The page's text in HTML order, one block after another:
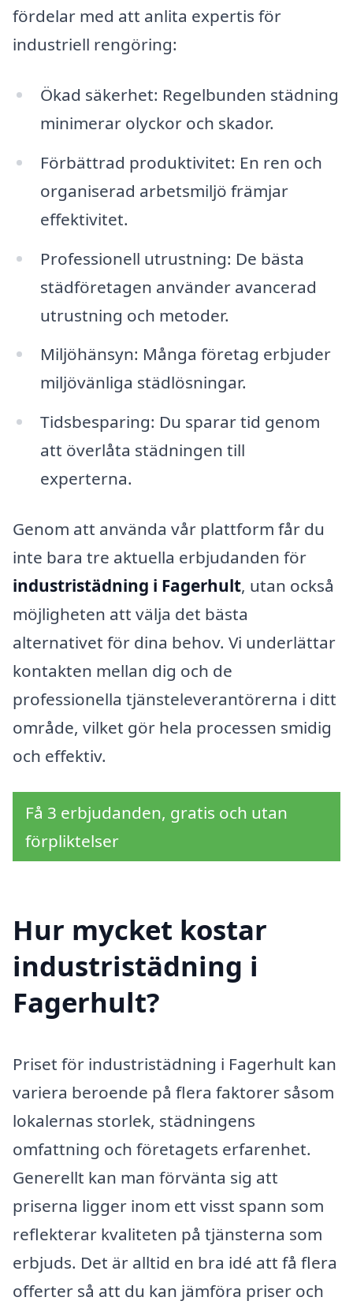
fördelar med att anlita expertis för
industriell rengöring:
Ökad säkerhet: Regelbunden städning
minimerar olyckor och skador.
Förbättrad produktivitet: En ren och
organiserad arbetsmiljö främjar
effektivitet.
Professionell utrustning: De bästa
städföretagen använder avancerad
utrustning och metoder.
Miljöhänsyn: Många företag erbjuder
miljövänliga städlösningar.
Tidsbesparing: Du sparar tid genom
att överlåta städningen till
experterna.
Genom att använda vår plattform får du
inte bara tre aktuella erbjudanden för
industristädning i Fagerhult, utan också
möjligheten att välja det bästa
alternativet för dina behov. Vi underlättar
kontakten mellan dig och de
professionella tjänsteleverantörerna i ditt
område, vilket gör hela processen smidig
och effektiv.
Få 3 erbjudanden, gratis och utan
förpliktelser
Hur mycket kostar
industristädning i
Fagerhult?
Priset för industristädning i Fagerhult kan
variera beroende på flera faktorer såsom
lokalernas storlek, städningens
omfattning och företagets erfarenhet.
Generellt kan man förvänta sig att
priserna ligger inom ett visst spann som
reflekterar kvaliteten på tjänsterna som
erbjuds. Det är alltid en bra idé att få flera
offerter så att du kan jämföra priser och